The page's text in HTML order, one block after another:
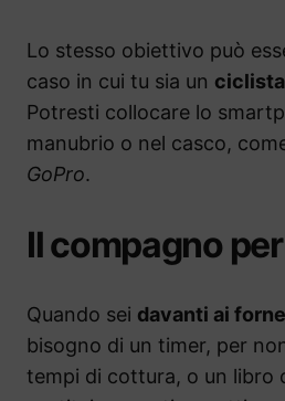
Lo stesso obiettivo può
caso in cui tu sia un ciclista
Potresti collocare lo
manubrio o nel casco,
GoPro.
Il compagno
Quando sei davanti ai
bisogno di un timer, per
tempi di cottura, o un libro